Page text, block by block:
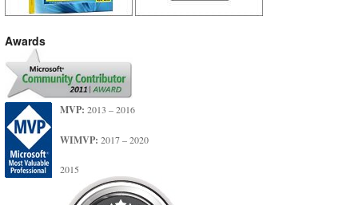
Awards
MVP: 2013 – 2016
WIMVP: 2017 – 2020
2015